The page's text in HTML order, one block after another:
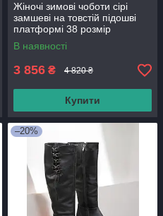
Жіночі зимові чоботи сірі
замшеві на товстій підошві
платформі 38 розмір
В наявності
3 856 ₴ 4 820 ₴
Купити
–20%